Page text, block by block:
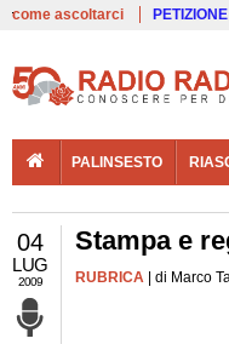
come ascoltarci
PALINSESTO
04
LUG
2009
Stampa e
RUBRICA | di Marco